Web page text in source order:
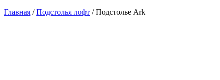
Главная /Подстолья лофт / Подстолье Ark